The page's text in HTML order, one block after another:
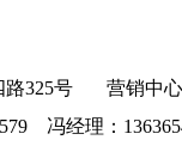
325号 营销中心
冯经理：